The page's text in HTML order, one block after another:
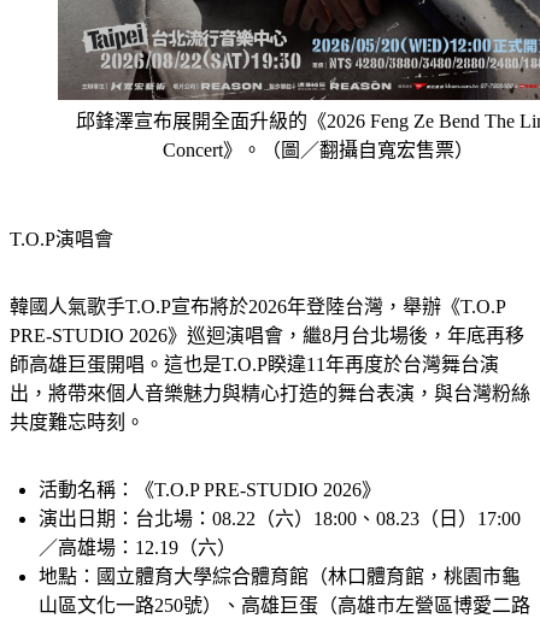
邱鋒澤宣布展開全面升級的《2026 Feng Ze Bend The
韓國人氣歌手T.O.P宣布將於2026年登陸台灣，舉辦《T.O.P
PRE-STUDIO 2026》巡迴演唱會，繼8月台北場後，年底再移
師高雄巨蛋開唱。這也是T.O.P睽違11年再度於台灣舞台演
出，將帶來個人音樂魅力與精心打造的舞台表演，與台灣粉絲
活動名稱 ：《T.O.P PRE-STUDIO 2026》
演出日期 ：台北場：08.22（六）18:00、08.23（日）17:00
／高雄場：12.19（六）
地點：國立體育大學綜合體育館（林口體育館，桃園市龜